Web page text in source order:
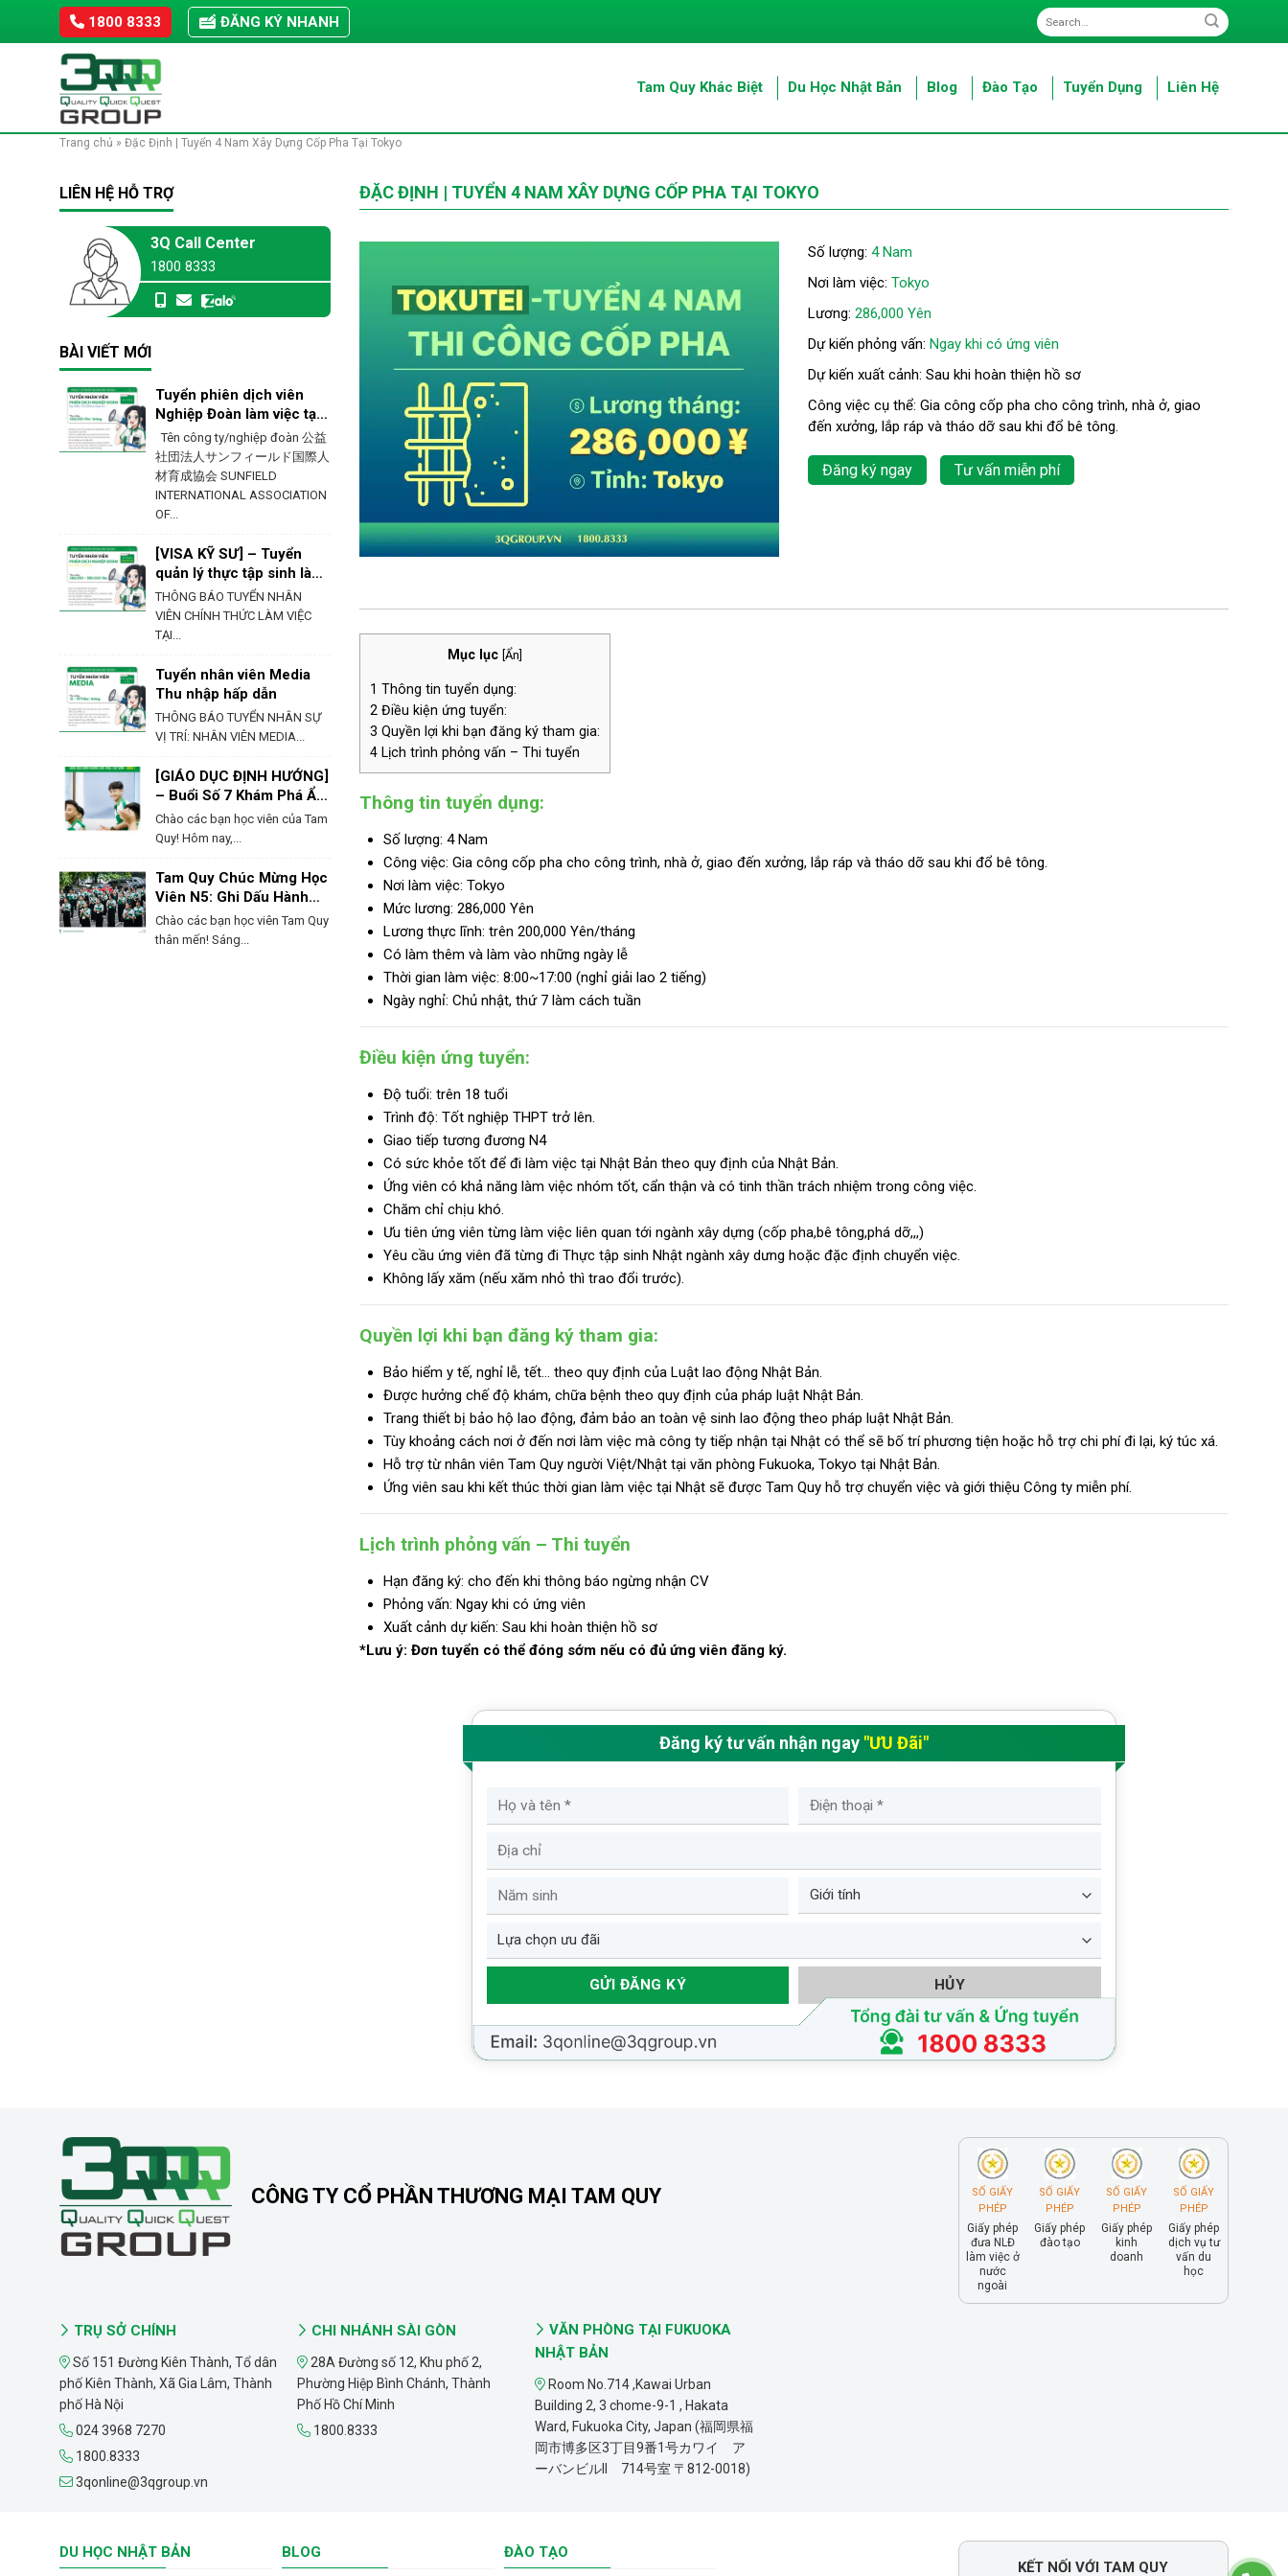
1800 8333 ĐĂNG KÝ NHANH
Tam Quy Khác Biệt Du Học Nhật Bản Blog Đào Tạo Tuyển Dụng Liên Hệ
Trang chủ » Đặc Định | Tuyển 4 Nam Xây Dựng Cốp Pha Tại Tokyo
LIÊN HỆ HỖ TRỢ
3Q Call Center
1800 8333
BÀI VIẾT MỚI
Tuyển phiên dịch viên
Nghiệp Đoàn làm việc tại
Ehime – Nhật Bản
Tên công ty/nghiệp đoàn 公益
社団法人サンフィールド国際人
材育成協会 SUNFIELD
INTERNATIONAL ASSOCIATION
OF...
[VISA KỸ SƯ] – Tuyển
quản lý thực tập sinh làm
việc tại Hokkaido
THÔNG BÁO TUYỂN NHÂN
VIÊN CHÍNH THỨC LÀM VIỆC
TẠI...
Tuyển nhân viên Media
Thu nhập hấp dẫn
THÔNG BÁO TUYỂN NHÂN SỰ
VỊ TRÍ: NHÂN VIÊN MEDIA...
[GIÁO DỤC ĐỊNH HƯỚNG]
– Buổi Số 7 Khám Phá Ẩm
Thực & Phong Tục Của
Nhật Bản
Chào các bạn học viên của Tam
Quy! Hôm nay,...
Tam Quy Chúc Mừng Học
Viên N5: Ghi Dấu Hành
Trình, Mở Lối Tương Lai!
Chào các bạn học viên Tam Quy
thân mến! Sáng...
ĐẶC ĐỊNH | TUYỂN 4 NAM XÂY DỰNG CỐP PHA TẠI TOKYO
Số lượng:4 Nam
Nơi làm việc:Tokyo
Lương:286,000 Yên
Dự kiến phỏng vấn:Ngay khi có ứng viên
Dự kiến xuất cảnh: Sau khi hoàn thiện hồ sơ
Công việc cụ thể: Gia công cốp pha cho công trình, nhà ở, giao
đến xưởng, lắp ráp và tháo dỡ sau khi đổ bê tông.
Đăng ký ngay Tư vấn miễn phí
Mục lục Ẩn
1 Thông tin tuyển dụng:
2Điều kiện ứng tuyển:
3 Quyền lợi khi bạn đăng ký tham gia:
4Lịch trình phỏng vấn – Thi tuyển
Thông tin tuyển dụng:
Số lượng: 4 Nam
Công việc: Gia công cốp pha cho công trình, nhà ở, giao đến xưởng, lắp ráp và tháo dỡ sau khi đổ bê tông.
Nơi làm việc: Tokyo
Mức lương: 286,000 Yên
Lương thực lĩnh: trên 200,000 Yên/tháng
Có làm thêm và làm vào những ngày lễ
Thời gian làm việc: 8:00~17:00 (nghỉ giải lao 2 tiếng)
Ngày nghỉ: Chủ nhật, thứ 7 làm cách tuần
Điều kiện ứng tuyển:
Độ tuổi: trên 18 tuổi
Trình độ: Tốt nghiệp THPT trở lên.
Giao tiếp tương đương N4
Có sức khỏe tốt để đi làm việc tại Nhật Bản theo quy định của Nhật Bản.
Ứng viên có khả năng làm việc nhóm tốt, cẩn thận và có tinh thần trách nhiệm trong công việc.
Chăm chỉ chịu khó.
Ưu tiên ứng viên từng làm việc liên quan tới ngành xây dựng (cốp pha,bê tông,phá dỡ,,,)
Yêu cầu ứng viên đã từng đi Thực tập sinh Nhật ngành xây dưng hoặc đặc định chuyển việc.
Không lấy xăm (nếu xăm nhỏ thì trao đổi trước).
Quyền lợi khi bạn đăng ký tham gia:
Bảo hiểm y tế, nghỉ lễ, tết… theo quy định của Luật lao động Nhật Bản.
Được hưởng chế độ khám, chữa bệnh theo quy định của pháp luật Nhật Bản.
Trang thiết bị bảo hộ lao động, đảm bảo an toàn vệ sinh lao động theo pháp luật Nhật Bản.
Tùy khoảng cách nơi ở đến nơi làm việc mà công ty tiếp nhận tại Nhật có thể sẽ bố trí phương tiện hoặc hỗ trợ chi phí đi lại, ký túc xá.
Hỗ trợ từ nhân viên Tam Quy người Việt/Nhật tại văn phòng Fukuoka, Tokyo tại Nhật Bản.
Ứng viên sau khi kết thúc thời gian làm việc tại Nhật sẽ được Tam Quy hỗ trợ chuyển việc và giới thiệu Công ty miễn phí.
Lịch trình phỏng vấn – Thi tuyển
Hạn đăng ký: cho đến khi thông báo ngừng nhận CV
Phỏng vấn: Ngay khi có ứng viên
Xuất cảnh dự kiến: Sau khi hoàn thiện hồ sơ
*Lưu ý: Đơn tuyển có thể đóng sớm nếu có đủ ứng viên đăng ký.
Đăng ký tư vấn nhận ngay "ƯU Đãi"
HỦY
CÔNG TY CỔ PHẦN THƯƠNG MẠI TAM QUY
SỐ GIẤY
PHÉP
Giấy phép
đưa NLĐ
làm việc ở
nước
ngoài
SỐ GIẤY
PHÉP
Giấy phép
đào tạo
SỐ GIẤY
PHÉP
Giấy phép
kinh
doanh
SỐ GIẤY
PHÉP
Giấy phép
dịch vụ tư
vấn du
học
TRỤ SỞ CHÍNH
Số 151 Đường Kiên Thành, Tổ dân
phố Kiên Thành, Xã Gia Lâm, Thành
phố Hà Nội
024 3968 7270
1800.8333
3qonline@3qgroup.vn
CHI NHÁNH SÀI GÒN
28A Đường số 12, Khu phố 2,
Phường Hiệp Bình Chánh, Thành
Phố Hồ Chí Minh
1800.8333
VĂN PHÒNG TẠI FUKUOKA
NHẬT BẢN
Room No.714 ,Kawai Urban
Building 2, 3 chome-9-1 , Hakata
Ward, Fukuoka City, Japan (福岡県福
岡市博多区3丁目9番1号カワイ ア
ーバンビルII 714号室 〒812-0018)
DU HỌC NHẬT BẢN BLOG
ĐÀO TẠO
KẾT NỐI VỚI TAM QUY